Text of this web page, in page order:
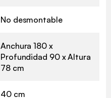
No desmontable
Anchura 180 x
Profundidad 90 x Altura
78 cm
40 cm